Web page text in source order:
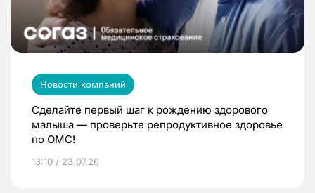
Новости компаний
Сделайте первый шаг к рождению здорового
малыша — проверьте репродуктивное здоровье
по ОМС!
13:10 / 23.07.26